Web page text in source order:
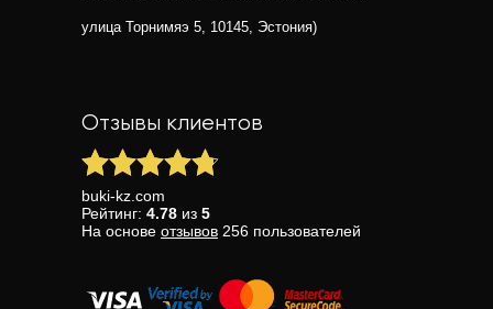
улица Торнимяэ 5, 10145, Эстония)
Отзывы клиентов
buki-kz.com
Рейтинг: 4.78 из 5
На основе отзывов 256 пользователей